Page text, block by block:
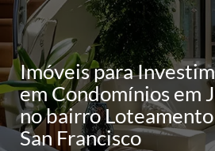
Imóveis para
em Condomínios em
no bairro
San Francisco